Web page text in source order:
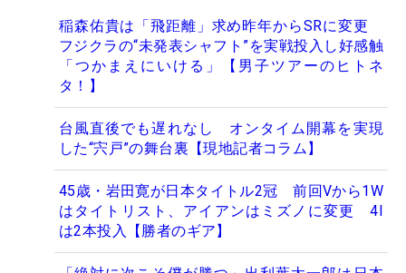
稲森佑貴は「飛距離」求め昨年からSRに変更
フジクラの“未発表シャフト”を実戦投入し好感触
「つかまえにいける」【男子ツアーのヒトネ
タ！】
台風直後でも遅れなし オンタイム開幕を実現
した“宍戸”の舞台裏【現地記者コラム】
45歳・岩田寛が日本タイトル2冠 前回Vから1W
はタイトリスト、アイアンはミズノに変更 4I
は2本投入【勝者のギア】